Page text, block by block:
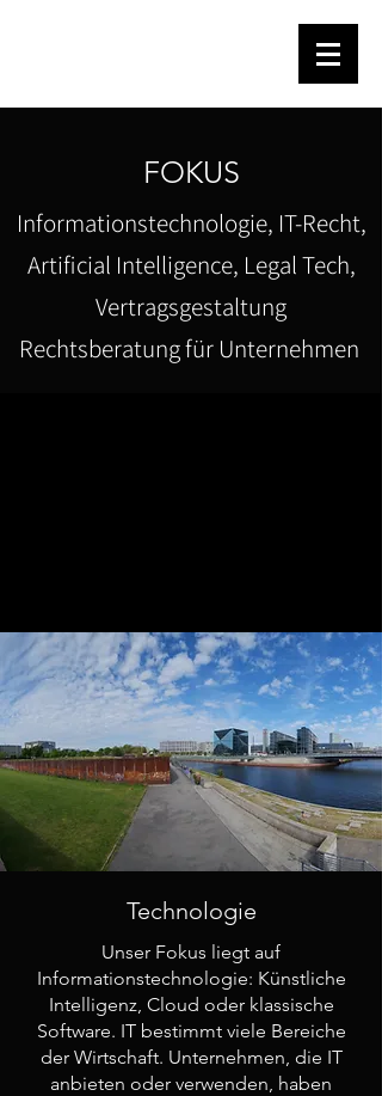
FOKUS
Informationstechnologie, IT-Recht,
Artificial Intelligence, Legal Tech,
Vertragsgestaltung
Rechtsberatung für Unternehmen
Technologie
Unser Fokus liegt auf
Informationstechnologie: Künstliche
Intelligenz, Cloud oder klassische
Software. IT bestimmt viele Bereiche
der Wirtschaft. Unternehmen, die IT
anbieten oder verwenden, haben